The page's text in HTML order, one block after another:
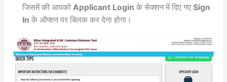
जिसमें की आपको Applicant Login के सेक्शन में दिए गए Sign
In के ऑप्शन पर क्लिक कर देना होगा।